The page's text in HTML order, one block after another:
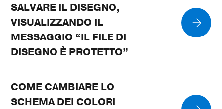
SALVARE IL DISEGNO,
VISUALIZZANDO IL
MESSAGGIO “IL FILE DI
DISEGNO È PROTETTO”
COME CAMBIARE LO
SCHEMA DEI COLORI